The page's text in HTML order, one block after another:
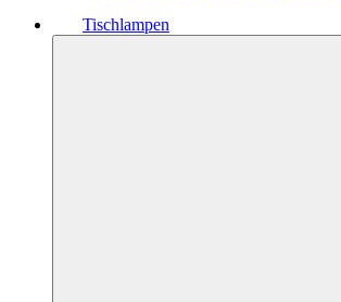
Tischlampen